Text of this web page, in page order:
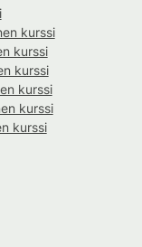
kurssi
kurssi
kurssi
kurssi
kurssi
kurssi